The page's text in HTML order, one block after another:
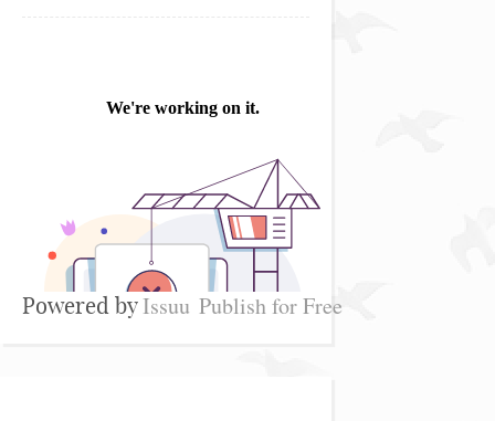
Powered byIssuu Publish for Free